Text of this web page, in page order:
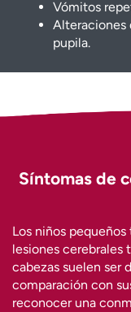
Vómitos
Alteraciones
pupila.
Síntomas de
Los niños
lesiones cerebrales
cabezas suelen ser
comparación con
reconocer una